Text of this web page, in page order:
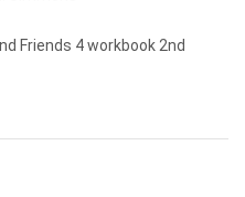
Friends 4 workbook 2nd